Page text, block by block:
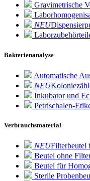
Gravimetrische
NEU
Bakterienanalyse
Automatische
NEU
Inkubator und
Petrischalen-
Verbrauchsmaterial
NEUFilterbeutel
Beutel ohne
Beutel für
Sterile